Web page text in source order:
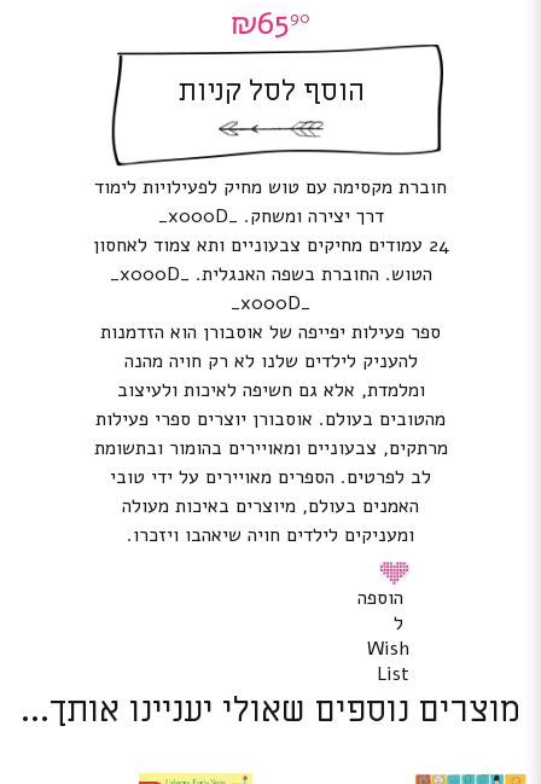
₪6590
הוסף לסל קניות
חוברת מקסימה עם טוש מחיק לפעילויות לימוד
דרך יצירה ומשחק. _x000D_
24 עמודים מחיקים צבעוניים ותא צמוד לאחסון
הטוש. החוברת בשפה האנגלית. _x000D_
_x000D_
ספר פעילות יפייפה של אוסבורן הוא הזדמנות
להעניק לילדים שלנו לא רק חויה מהנה
ומלמדת, אלא גם חשיפה לאיכות ולעיצוב
מהטובים בעולם. אוסבורן יוצרים ספרי פעילות
מרתקים, צבעוניים ומאויירים בהומור ובתשומת
לב לפרטים. הספרים מאויירים על ידי טובי
האמנים בעולם, מיוצרים באיכות מעולה
ומעניקים לילדים חויה שיאהבו ויזכרו.
הוספה
ל
Wish
List
מוצרים נוספים שאולי יעניינו אותך...